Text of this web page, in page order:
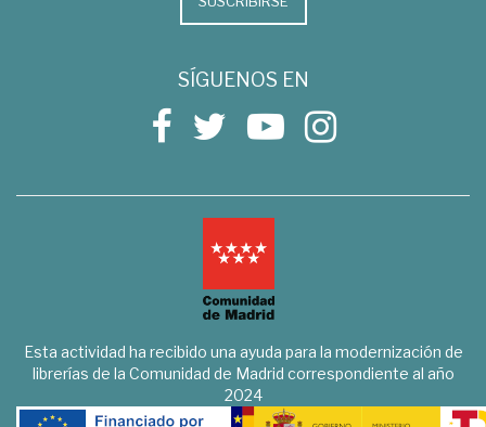
SÍGUENOS EN
Esta actividad ha recibido una ayuda para la modernización de
librerías de la Comunidad de Madrid correspondiente al año
2024